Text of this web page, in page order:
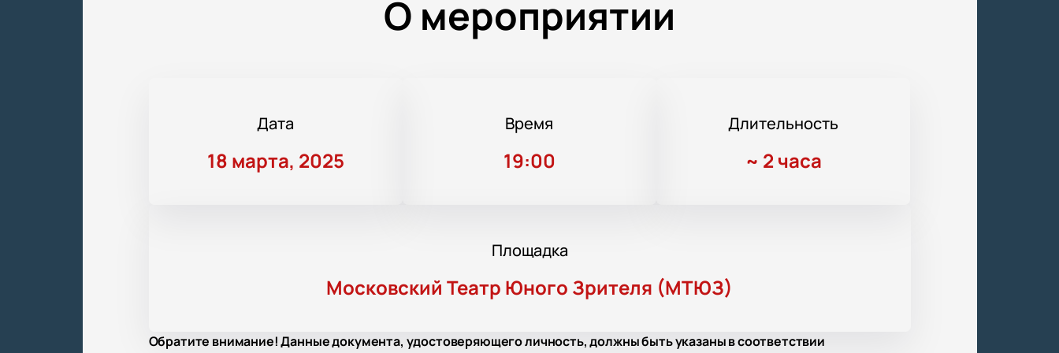
О мероприятии
Дата
18 марта, 2025
Время
19:00
Длительность
~ 2 часа
Площадка
Московский Театр Юного Зрителя (МТЮЗ)
Обратите внимание! Данные документа, удостоверяющего личность, должны быть указаны в соответствии